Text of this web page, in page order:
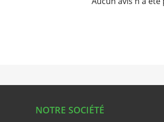
NOTRE SOCIÉTÉ